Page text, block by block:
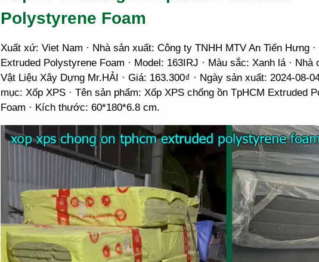
Polystyrene Foam
Xuất xứ: Viet Nam · Nhà sản xuất: Công ty TNHH MTV An Tiến Hưng ·
Extruded Polystyrene Foam · Model: 163IRJ · Màu sắc: Xanh lá · Nhà
Vật Liệu Xây Dựng Mr.HẢI · Giá: 163.300₫ · Ngày sản xuất: 2024-08-
mục: Xốp XPS · Tên sản phẩm: Xốp XPS chống ồn TpHCM Extruded
Foam · Kích thước: 60*180*6.8 cm.